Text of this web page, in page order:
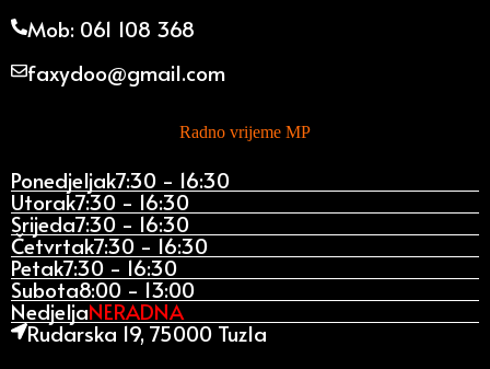
Mob: 061 108 368
faxydoo@gmail.com
Radno vrijeme MP
Ponedjeljak7:30 - 16:30
Utorak7:30 - 16:30
Srijeda7:30 - 16:30
Četvrtak7:30 - 16:30
Petak7:30 - 16:30
Subota8:00 - 13:00
NedjeljaNERADNA
Rudarska 19, 75000 Tuzla